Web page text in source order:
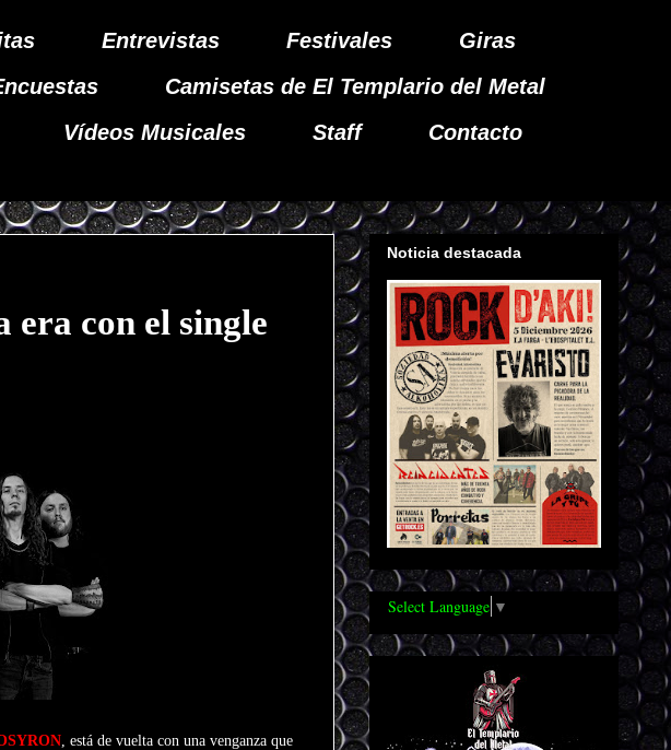
Entrevistas Festivales
Giras
Camisetas de El Templario del Metal
Vídeos Musicales Staff
Contacto
era con el single
, está de vuelta con una venganza que
Noticia destacada
Select Language ▼